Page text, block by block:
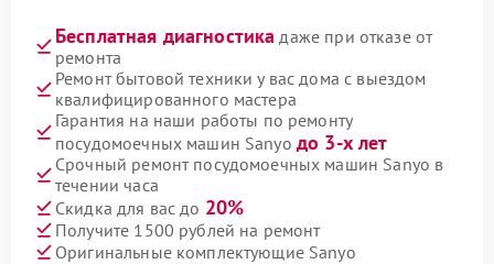
Бесплатная диагностика даже при отказе от
ремонта
Ремонт бытовой техники у вас дома с выездом
квалифицированного мастера
Гарантия на наши работы по ремонту
посудомоечных машин Sanyo до 3-х лет
Срочный ремонт посудомоечных машин Sanyo в
течении часа
Скидка для вас до 20%
Получите 1500 рублей на ремонт
Оригинальные комплектующие Sanyo